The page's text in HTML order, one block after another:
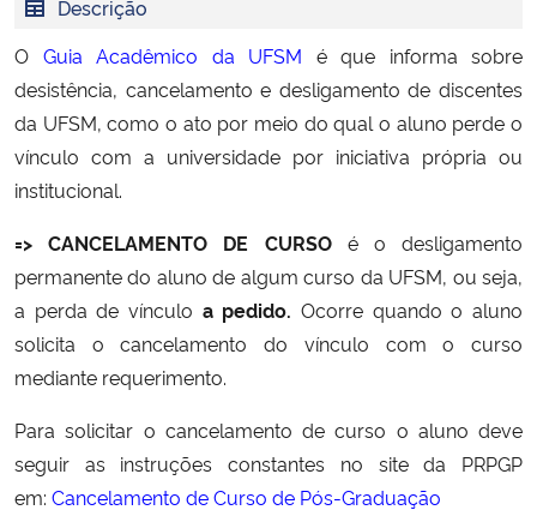
Ministério da Cidadania
Ministério da Saúde
Ministério de Minas e Energia
Ministério do Meio Ambiente
Ministério do Turismo
Controladoria-Geral da União
Descrição
O Guia Acadêmico da UFSM é que informa sobre
desistência, cancelamento e desligamento de discentes
da UFSM, como o ato por meio do qual o aluno perde o
vínculo com a universidade por iniciativa própria ou
institucional.
=> CANCELAMENTO DE CURSOé o desligamento
permanente do aluno de algum curso da UFSM, ou seja,
a perda de vínculo a pedido.Ocorre quando o aluno
solicita o cancelamento do vínculo com o curso
mediante requerimento.
Para solicitar o cancelamento de curso o aluno deve
seguir as instruções constantes no site da PRPGP
em: Cancelamento de Curso de Pós-Graduação